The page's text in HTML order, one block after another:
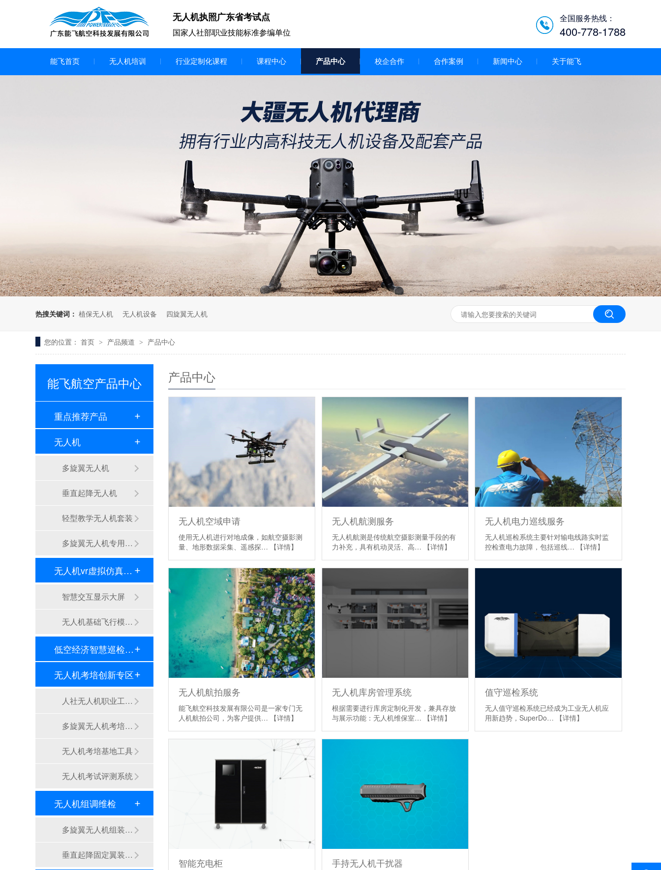
无人机执照广东省考试点
国家人社部职业技能标准参编单位
全国服务热线：
400-778-1788
能飞首页 无人机培训 行业定制化课程 课程中心 产品中心
多旋翼无人机专用配件套装
智慧交互显示大屏
无人机基础飞行模拟仿真教学
实训系统
人社无人机职业工种实训系统
多旋翼无人机考培训练专用套
装
无人机考培基地工具
无人机考试评测系统
无人机组调维检
多旋翼无人机组装专用配件套
装
垂直起降固定翼装调实训教学
无人机套装
校企合作 合作案例 新闻中心 关于能飞
热搜关键词： 植保无人机 无人机设备 四旋翼无人机
您的位置： 首页 > 产品频道 > 产品中心
产品中心
无人机空域申请
使用无人机进行对地成像，如航空摄影测
量、地形数据采集、遥感探…
【详情】
无人机航测服务
无人机航测是传统航空摄影测量手段的有
力补充，具有机动灵活、高…
【详情】
无人机电力巡线服务
无人机巡检系统主要针对输电线路实时监
控检查电力故障，包括巡线…
【详情】
无人机航拍服务
能飞航空科技发展有限公司是一家专门无
人机航拍公司，为客户提供…
【详情】
无人机库房管理系统
根据需要进行库房定制化开发，兼具存放
与展示功能：无人机维保室…
【详情】
值守巡检系统
无人值守巡检系统已经成为工业无人机应
用新趋势，SuperDo…
【详情】
智能充电柜 手持无人机干扰器
能飞航空产品中心
重点推荐产品
无人机
多旋翼无人机
垂直起降无人机
轻型教学无人机套装
多旋翼无人机专用配件套装
无人机vr虚拟仿真实训区
智慧交互显示大屏
无人机基础飞行模拟仿真教学实训系统
低空经济智慧巡检平台/机场系统
无人机考培创新专区
人社无人机职业工种实训系统
多旋翼无人机考培训练专用套装
无人机考培基地工具
无人机考试评测系统
无人机组调维检
多旋翼无人机组装专用配件套装
垂直起降固定翼装调实训教学无人机套装